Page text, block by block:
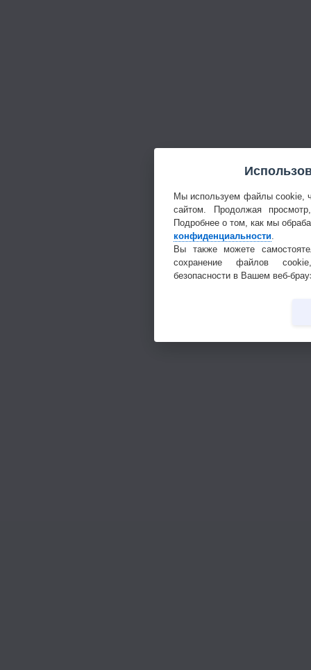
Мы используем файлы cookie,
сайтом. Продолжая
Подробнее о том, как мы
конфиденциальности
Вы также можете
сохранение файлов
безопасности в Вашем веб-